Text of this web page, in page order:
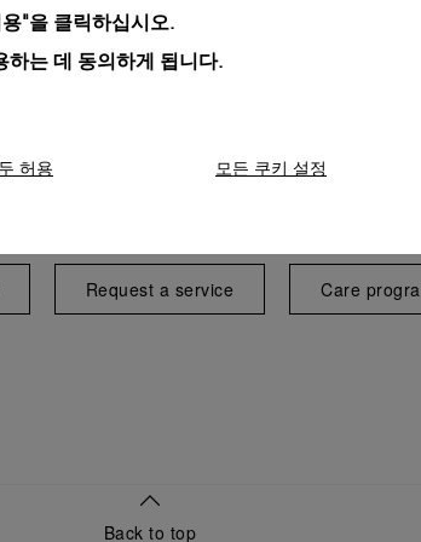
Request a service Care
Back to top
"을 클릭하십시오.
하는 데 동의하게 됩니다.
허용 모든 쿠키 설정